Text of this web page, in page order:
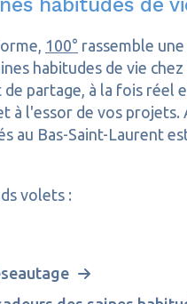
100° rassemble
habitudes de vie
de partage, à la fois réel
à l'essor de vos projets.
au Bas-Saint-Laurent
volets :